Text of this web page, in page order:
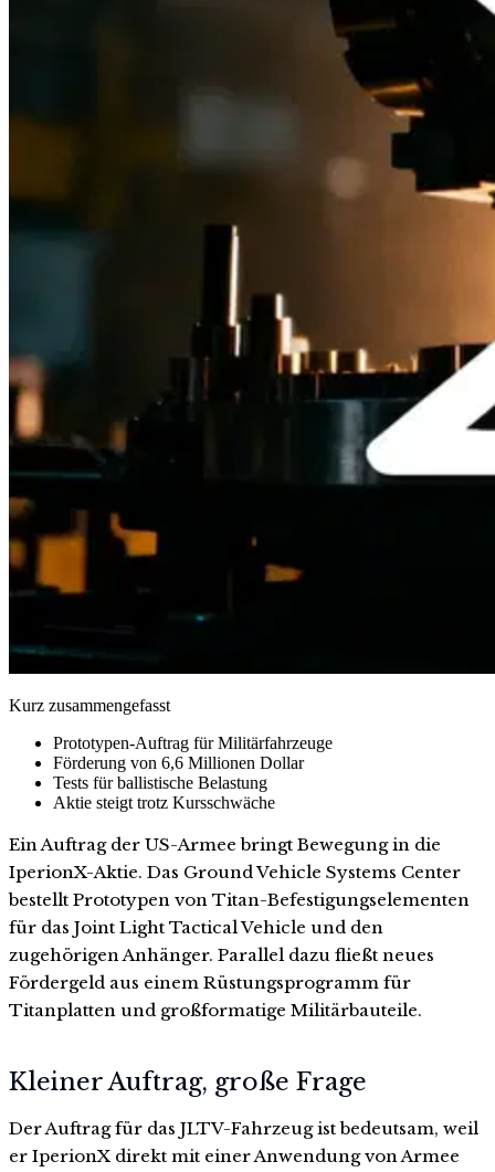
Kurz zusammengefasst
Prototypen-Auftrag für Militärfahrzeuge
Förderung von 6,6 Millionen Dollar
Tests für ballistische Belastung
Aktie steigt trotz Kursschwäche
Ein Auftrag der US-Armee bringt Bewegung in die
IperionX-Aktie. Das Ground Vehicle Systems Center
bestellt Prototypen von Titan-Befestigungselementen
für das Joint Light Tactical Vehicle und den
zugehörigen Anhänger. Parallel dazu fließt neues
Fördergeld aus einem Rüstungsprogramm für
Titanplatten und großformatige Militärbauteile.
Kleiner Auftrag, große Frage
Der Auftrag für das JLTV-Fahrzeug ist bedeutsam, weil
er IperionX direkt mit einer Anwendung von Armee